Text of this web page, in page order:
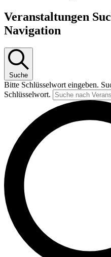
Veranstaltungen
Navigation
Suche
Bitte Schlüsselwort eingeben.
Schlüsselwort.